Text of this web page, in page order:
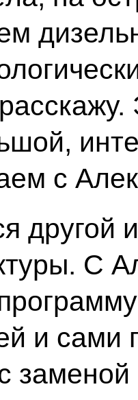
с
другой
С
и
заменой